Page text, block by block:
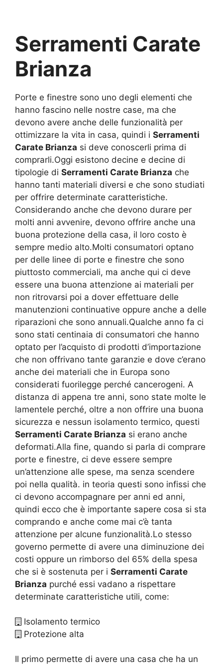
Serramenti Carate
Brianza
Porte e finestre sono uno degli elementi che
hanno fascino nelle nostre case, ma che
devono avere anche delle funzionalità per
ottimizzare la vita in casa, quindi i Serramenti
Carate Brianza si deve conoscerli prima di
comprarli.Oggi esistono decine e decine di
tipologie di Serramenti Carate Brianza che
hanno tanti materiali diversi e che sono studiati
per offrire determinate caratteristiche.
Considerando anche che devono durare per
molti anni avvenire, devono offrire anche una
buona protezione della casa, il loro costo è
sempre medio alto.Molti consumatori optano
per delle linee di porte e finestre che sono
piuttosto commerciali, ma anche qui ci deve
essere una buona attenzione ai materiali per
non ritrovarsi poi a dover effettuare delle
manutenzioni continuative oppure anche a delle
riparazioni che sono annuali.Qualche anno fa ci
sono stati centinaia di consumatori che hanno
optato per l’acquisto di prodotti d’importazione
che non offrivano tante garanzie e dove c’erano
anche dei materiali che in Europa sono
considerati fuorilegge perché cancerogeni. A
distanza di appena tre anni, sono state molte le
lamentele perché, oltre a non offrire una buona
sicurezza e nessun isolamento termico, questi
Serramenti Carate Brianza si erano anche
deformati.Alla fine, quando si parla di comprare
porte e finestre, ci deve essere sempre
un’attenzione alle spese, ma senza scendere
poi nella qualità. in teoria questi sono infissi che
ci devono accompagnare per anni ed anni,
quindi ecco che è importante sapere cosa si sta
comprando e anche come mai c’è tanta
attenzione per alcune funzionalità.Lo stesso
governo permette di avere una diminuzione dei
costi oppure un rimborso del 65% della spesa
che si è sostenuta per i Serramenti Carate
Brianza purché essi vadano a rispettare
determinate caratteristiche utili, come:
Isolamento termico
Protezione alta
Il primo permette di avere una casa che ha un